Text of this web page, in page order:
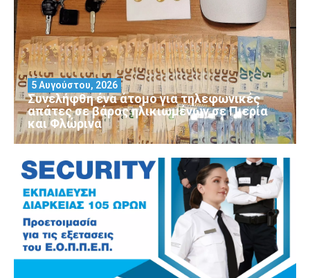
Συνελήφθη ένα άτομο για τηλεφωνικές
απάτες σε βάρος ηλικιωμένων σε Πιερία
και Φλώρινα
5 Αυγούστου, 2026